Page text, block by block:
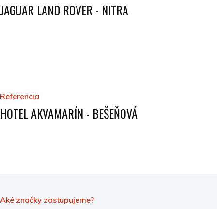
JAGUAR LAND ROVER - NITRA
Referencia
HOTEL AKVAMARÍN - BEŠEŇOVÁ
Aké značky zastupujeme?